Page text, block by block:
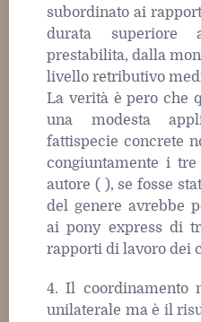
subordinato ai
durata superiore
prestabilita, dalla
livello retributivo
La verità è pero che
una modesta
fattispecie concrete
congiuntamente i
autore ( ), se fosse
del genere avrebbe
ai pony express di
rapporti di lavoro dei
4. Il coordinamento
unilaterale ma è il